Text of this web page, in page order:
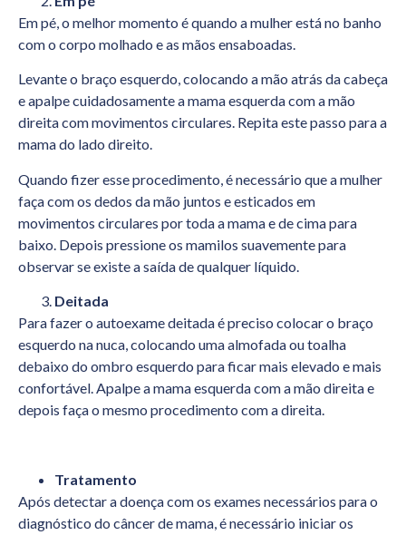
Em pé, o melhor momento é quando a mulher está no banho
com o corpo molhado e as mãos ensaboadas.
Levante o braço esquerdo, colocando a mão atrás da cabeça
e apalpe cuidadosamente a mama esquerda com a mão
direita com movimentos circulares. Repita este passo para a
mama do lado direito.
Quando fizer esse procedimento, é necessário que a mulher
faça com os dedos da mão juntos e esticados em
movimentos circulares por toda a mama e de cima para
baixo. Depois pressione os mamilos suavemente para
observar se existe a saída de qualquer líquido.
Deitada
Para fazer o autoexame deitada é preciso colocar o braço
esquerdo na nuca, colocando uma almofada ou toalha
debaixo do ombro esquerdo para ficar mais elevado e mais
confortável. Apalpe a mama esquerda com a mão direita e
depois faça o mesmo procedimento com a direita.
Tratamento
Após detectar a doença com os exames necessários para o
diagnóstico do câncer de mama, é necessário iniciar os